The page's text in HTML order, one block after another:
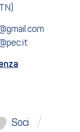
Soci